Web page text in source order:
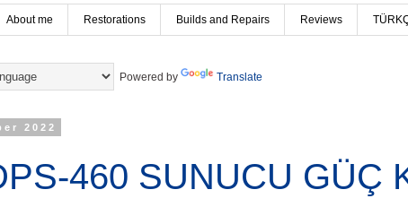
About me Restorations Builds and Repairs Reviews
Powered by Translate
2022
460 SUNUCU GÜÇ